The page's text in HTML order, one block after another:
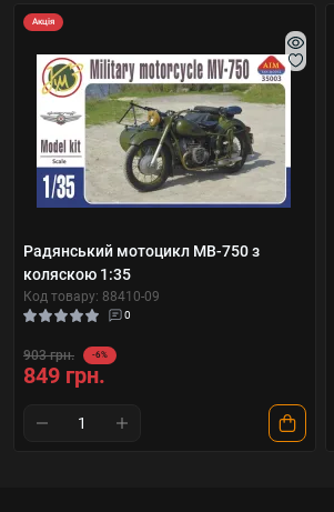
Акція
Радянський мотоцикл МВ-750 з
коляскою 1:35
Код товару: 88410-09
0
903 грн. -6%
849 грн.